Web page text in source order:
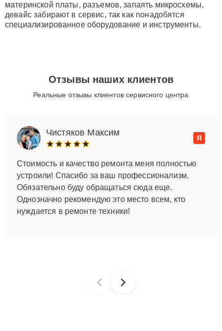
материнской платы, разъемов, запаять микросхемы,
девайс забирают в сервис, так как понадобятся
специализированное оборудование и инструменты.
Отзывы наших клиентов
Реальные отзывы клиентов сервисного центра
Чистяков Максим
Я
Стоимость и качество ремонта меня полностью
устроили! Спасибо за ваш профессионализм.
Обязательно буду обращаться сюда еще.
Однозначно рекомендую это место всем, кто
нуждается в ремонте техники!